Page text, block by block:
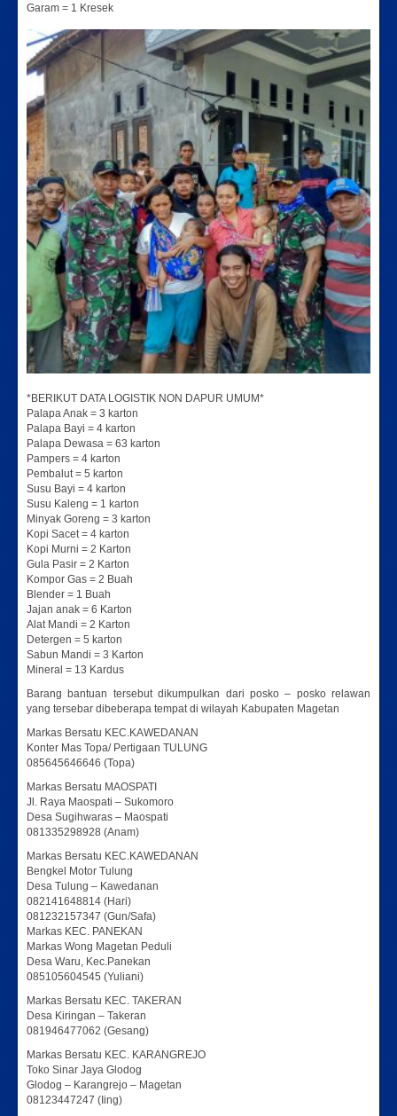
Garam = 1 Kresek
*BERIKUT DATA LOGISTIK NON DAPUR UMUM*
Palapa Anak = 3 karton
Palapa Bayi = 4 karton
Palapa Dewasa = 63 karton
Pampers = 4 karton
Pembalut = 5 karton
Susu Bayi = 4 karton
Susu Kaleng = 1 karton
Minyak Goreng = 3 karton
Kopi Sacet = 4 karton
Kopi Murni = 2 Karton
Gula Pasir = 2 Karton
Kompor Gas = 2 Buah
Blender = 1 Buah
Jajan anak = 6 Karton
Alat Mandi = 2 Karton
Detergen = 5 karton
Sabun Mandi = 3 Karton
Mineral = 13 Kardus
Barang bantuan tersebut dikumpulkan dari posko – posko relawan
yang tersebar dibeberapa tempat di wilayah Kabupaten Magetan
Markas Bersatu KEC.KAWEDANAN
Konter Mas Topa/ Pertigaan TULUNG
085645646646 (Topa)
Markas Bersatu MAOSPATI
Jl. Raya Maospati – Sukomoro
Desa Sugihwaras – Maospati
081335298928 (Anam)
Markas Bersatu KEC.KAWEDANAN
Bengkel Motor Tulung
Desa Tulung – Kawedanan
082141648814 (Hari)
081232157347 (Gun/Safa)
Markas KEC. PANEKAN
Markas Wong Magetan Peduli
Desa Waru, Kec.Panekan
085105604545 (Yuliani)
Markas Bersatu KEC. TAKERAN
Desa Kiringan – Takeran
081946477062 (Gesang)
Markas Bersatu KEC. KARANGREJO
Toko Sinar Jaya Glodog
Glodog – Karangrejo – Magetan
08123447247 (Iing)